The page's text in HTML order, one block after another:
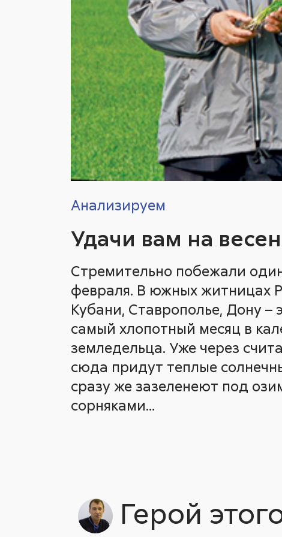
Анализируем
Удачи вам на
Стремительно побежали
февраля. В южных житницах
Кубани, Ставрополье, Дону –
самый хлопотный месяц в
земледельца. Уже через
сюда придут теплые
сразу же зазеленеют под
сорняками…
Герой